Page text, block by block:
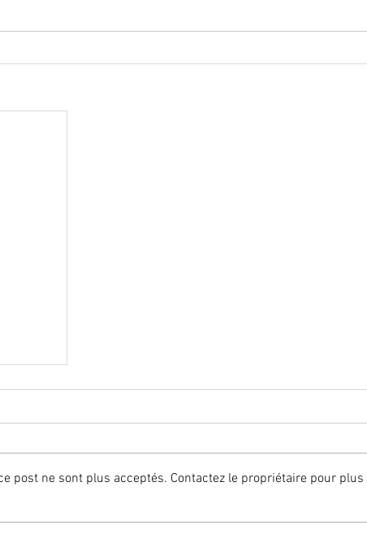
:
post ne sont plus acceptés. Contactez le propriétaire pour plus